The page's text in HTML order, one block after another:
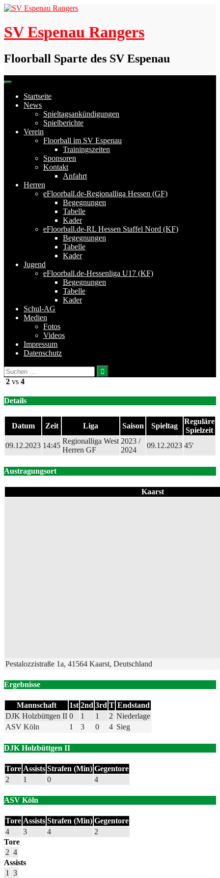
Skip
content
SV Espenau Rangers
Floorball Sparte des SV Espenau
Startseite
News
Spieltagsankündigungen
Spielberichte
Verein
Floorball im SV Espenau
Trainingszeiten
Sponsoren
Kontakt
Anfahrt
Herren
eFloorball.de-Regionalliga Hessen (GF)
Begegnungen
Tabelle
Kader
eFloorball.de-RL Hessen Staffel Nord (KF)
Begegnungen
Tabelle
Kader
Jugend
eFloorball.de-Hessenliga U17 (KF)
Begegnungen
Tabelle
Kader
Schul-AG
Medien
Fotos
Videos
Impressum
Datenschutz
Suchen
nach:
2 vs 4
Details
Datum Zeit Liga Saison Spieltag
Reguläre
Spielzeit
09.12.2023 14:45
Regionalliga West
Herren GF
2023 /
2024
09.12.2023 45'
Austragungsort
Kaarst
Pestalozzistraße 1a, 41564 Kaarst, Deutschland
Ergebnisse
Mannschaft 1st 2nd 3rd T Endstand
DJK Holzbüttgen II 0 1 1 2 Niederlage
ASV Köln
1 3 0 4 Sieg
DJK Holzbüttgen II
Tore Assists Strafen (Min) Gegentore
2
1 0 4
ASV Köln
Tore Assists Strafen (Min) Gegentore
4
3 4
2
Tore
2 4
Assists
1 3